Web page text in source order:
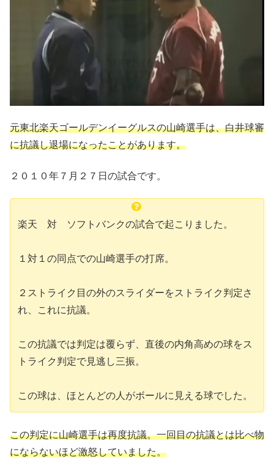
元東北楽天ゴールデンイーグルスの山崎選手は、白井球審
に抗議し退場になったことがあります。
２０１０年７月２７日の試合です。
楽天 対 ソフトバンクの試合で起こりました。
１対１の同点での山崎選手の打席。
２ストライク目の外のスライダーをストライク判定さ
れ、これに抗議。
この抗議では判定は覆らず、直後の内角高めの球をス
トライク判定で見逃し三振。
この球は、ほとんどの人がボールに見える球でした。
この判定に山崎選手は再度抗議。一回目の抗議とは比べ物
にならないほど激怒していました。